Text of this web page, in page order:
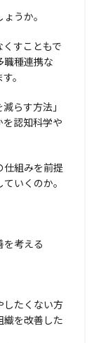
うか。
すこともで
職種連携な
。
らす方法」
認知科学や
仕組みを前提
いくのか。
考える
したくない方
織を改善した